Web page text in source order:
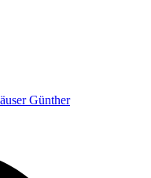
Günther